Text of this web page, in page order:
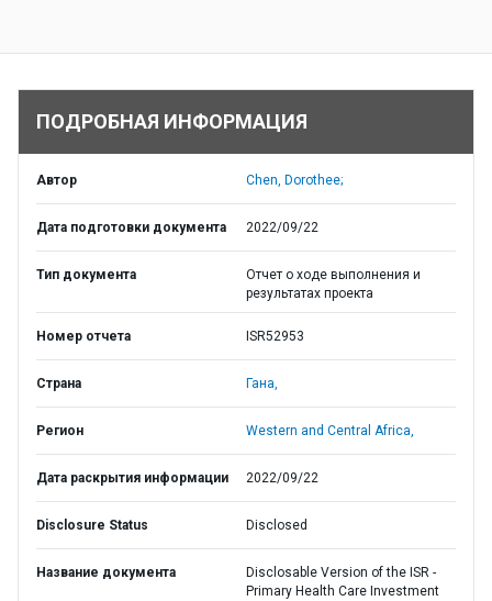
ПОДРОБНАЯ ИНФОРМАЦИЯ
Автор Chen, Dorothee;
Дата подготовки документа 2022/09/22
Тип документа
Отчет о ходе выполнения и
результатах проекта
Номер отчета ISR52953
Страна Гана,
Регион Western and Central Africa,
Дата раскрытия информации 2022/09/22
Disclosure Status Disclosed
Название документа
Disclosable Version of the ISR -
Primary Health Care Investment